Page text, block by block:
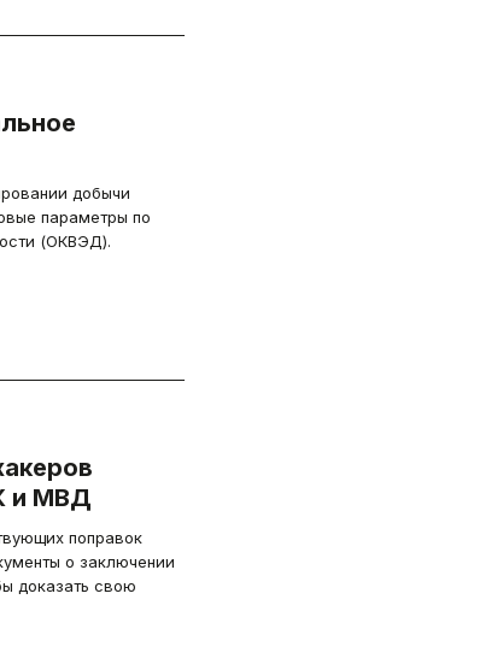
добычи
параметры по
(ОКВЭД).
и МВД
поправок
о заключении
доказать свою